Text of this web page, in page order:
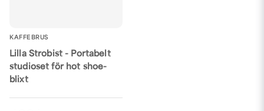
KAFFEBRUS
Lilla Strobist - Portabelt
studioset för hot shoe-
blixt